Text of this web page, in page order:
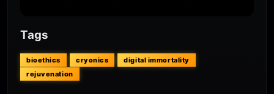
Tags
bioethics cryonics
digital immortality
rejuvenation